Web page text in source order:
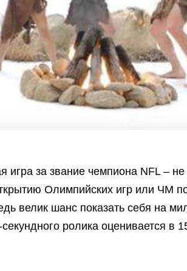
игра за звание чемпиона NFL – не
Олимпийских игр или ЧМ
велик шанс показать себя на
ролика оценивается в